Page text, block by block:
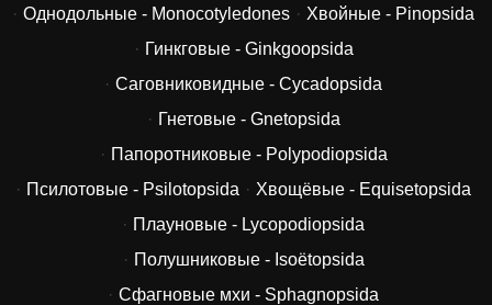
Однодольные - Monocotyledones
Хвойные - Pinopsida
Гинкговые - Ginkgoopsida
Саговниковидные - Cycadopsida
Гнетовые - Gnetopsida
Папоротниковые - Polypodiopsida
Псилотовые - Psilotopsida
Хвощёвые - Equisetopsida
Плауновые - Lycopodiopsida
Полушниковые - Isoëtopsida
Сфагновые мхи - Sphagnopsida